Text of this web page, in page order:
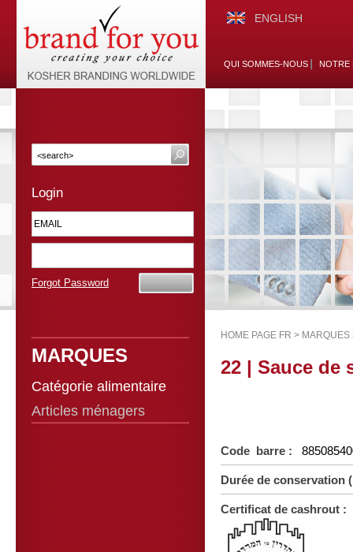
ENGLISH
QUI SOMMES-NOUS NOTRE
Login
Forgot Password
MARQUES
Catégorie alimentaire
Articles ménagers
HOME PAGE FR > MARQUES
22 | Sauce de
Code barre :
Durée de
Certificat de cashrout :